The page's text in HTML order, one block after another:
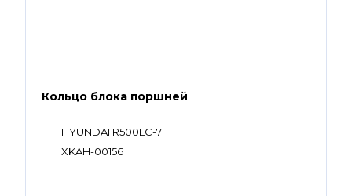
Кольцо блока поршней
HYUNDAI R500LC-7
XKAH-00156